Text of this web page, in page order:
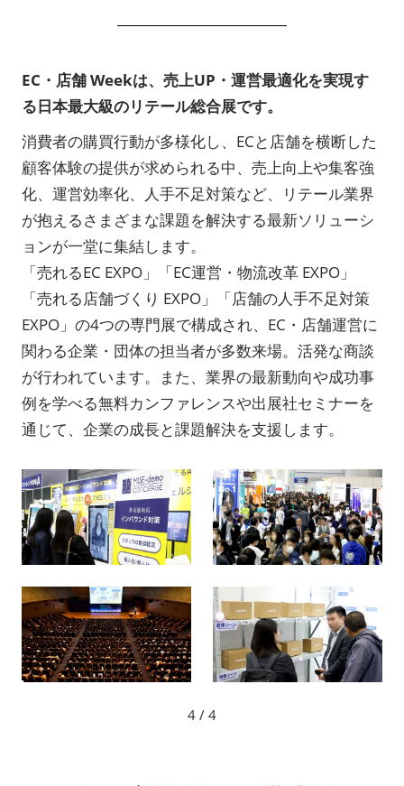
EC・店舗 Weekは、売上UP・運営最適化を実現す
る日本最大級のリテール総合展です。
消費者の購買行動が多様化し、ECと店舗を横断した
顧客体験の提供が求められる中、売上向上や集客強
化、運営効率化、人手不足対策など、リテール業界
が抱えるさまざまな課題を解決する最新ソリューシ
ョンが一堂に集結します。
「売れるEC EXPO」「EC運営・物流改革 EXPO」
「売れる店舗づくり EXPO」「店舗の人手不足対策
EXPO」の4つの専門展で構成され、EC・店舗運営に
関わる企業・団体の担当者が多数来場。活発な商談
が行われています。また、業界の最新動向や成功事
例を学べる無料カンファレンスや出展社セミナーを
通じて、企業の成長と課題解決を支援します。
4 / 4